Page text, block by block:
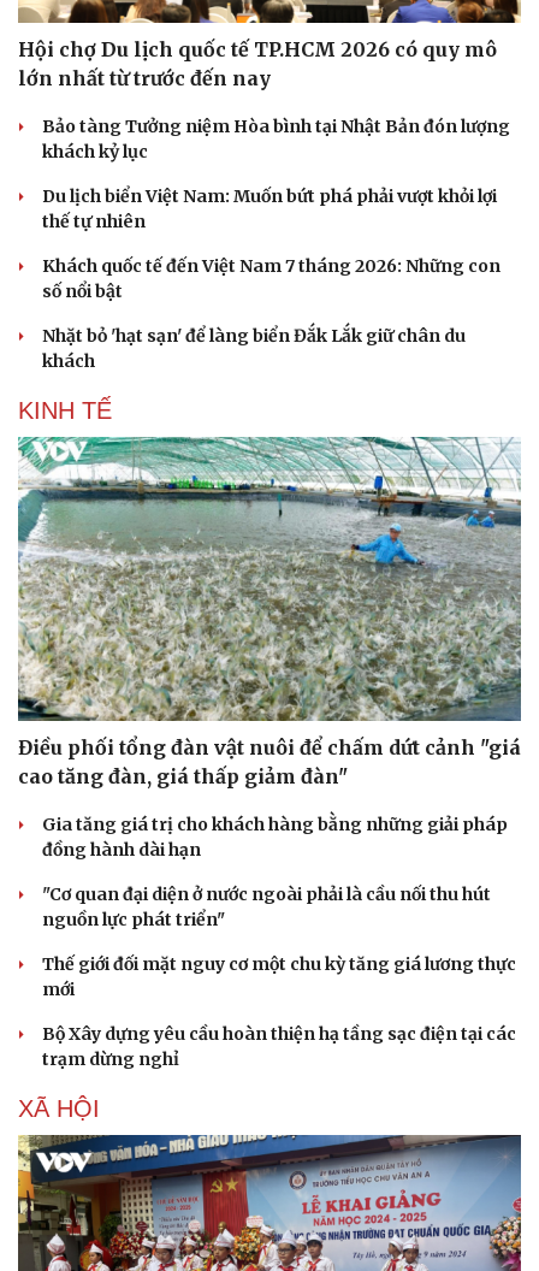
Du lịch
Tư vấn
Săn Tour
check-in
Podcast
Đọc truyện đêm khuya
Cửa sổ tình yêu
Hội chợ Du lịch quốc tế TP.HCM 2026 có quy mô
lớn nhất từ trước đến nay
Bảo tàng Tưởng niệm Hòa bình tại Nhật Bản đón lượng
khách kỷ lục
Du lịch biển Việt Nam: Muốn bứt phá phải vượt khỏi lợi
thế tự nhiên
Khách quốc tế đến Việt Nam 7 tháng 2026: Những con
số nổi bật
Nhặt bỏ 'hạt sạn' để làng biển Đắk Lắk giữ chân du
khách
KINH TẾ
Điều phối tổng đàn vật nuôi để chấm dứt cảnh "giá
cao tăng đàn, giá thấp giảm đàn"
Gia tăng giá trị cho khách hàng bằng những giải pháp
đồng hành dài hạn
"Cơ quan đại diện ở nước ngoài phải là cầu nối thu hút
nguồn lực phát triển"
Thế giới đối mặt nguy cơ một chu kỳ tăng giá lương thực
mới
Bộ Xây dựng yêu cầu hoàn thiện hạ tầng sạc điện tại các
trạm dừng nghỉ
XÃ HỘI